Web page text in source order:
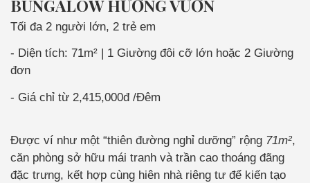
BUNGALOW HƯỚNG VƯỜN
Tối đa 2 người lớn, 2 trẻ em
Diện tích: 71m² | 1 Giường đôi cỡ lớn hoặc 2 Giường
đơn
Giá chỉ từ 2,415,000đ /Đêm
Được ví như một “thiên đường nghỉ dưỡng” rộng 71m²,
căn phòng sở hữu mái tranh và trần cao thoáng đãng
đặc trưng, kết hợp cùng hiên nhà riêng tư để kiến tạo